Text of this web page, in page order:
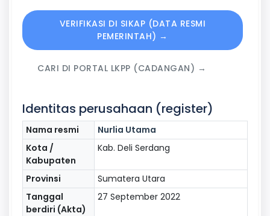
VERIFIKASI DI SIKAP (DATA RESMI
PEMERINTAH) →
CARI DI PORTAL LKPP (CADANGAN) →
Identitas perusahaan (register)
Nama resmi
Nurlia Utama
Kota /
Kabupaten
Kab. Deli Serdang
Provinsi
Sumatera Utara
Tanggal
berdiri (Akta)
27 September 2022